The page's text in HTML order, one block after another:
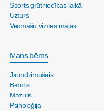
Sports grūtniecības laikā
Uzturs
Vecmāšu vizītes mājās
Mans bērns
Jaundzimušais
Bēbītis
Mazulis
Psiholoģija